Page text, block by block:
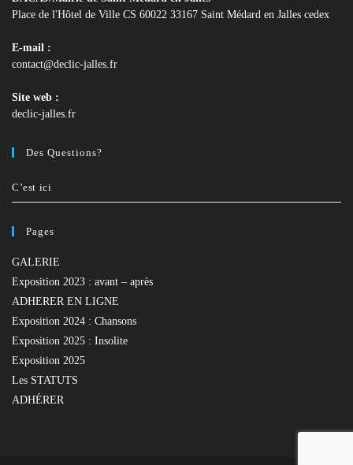
Place de l'Hôtel de Ville CS 60022 33167 Saint Médard en Jalles cedex
E-mail :
contact@declic-jalles.frS’ouvre
Site web :
declic-jalles.fr
Des Questions?
C’est ici
Pages
GALERIE
Exposition 2023 : avant – après
ADHERER EN LIGNE
Exposition 2024 : Chansons
Exposition 2025 : Insolite
Exposition 2025
Les STATUTS
ADHÉRER